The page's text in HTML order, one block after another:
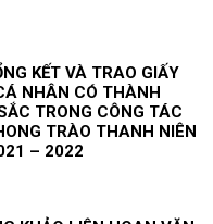
KẾT VÀ TRAO GIẤY
NHÂN CÓ THÀNH
TRONG CÔNG TÁC
TRÀO THANH NIÊN
– 2022